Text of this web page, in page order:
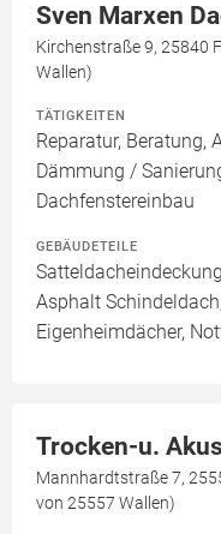
Sven Marxen
Kirchenstraße 9, 25840
Wallen)
TÄTIGKEITEN
Reparatur, Beratung,
Dämmung /
Dachfenstereinbau
GEBÄUDETEILE
Asphalt
Eigenheimdächer,
Trocken-u.
Mannhardtstraße 7,
von 25557 Wallen)